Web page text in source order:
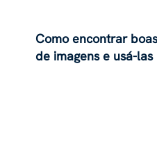
Como encontrar
de imagens e usá-